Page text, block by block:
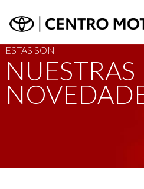
ESTAS SON
NUESTRAS